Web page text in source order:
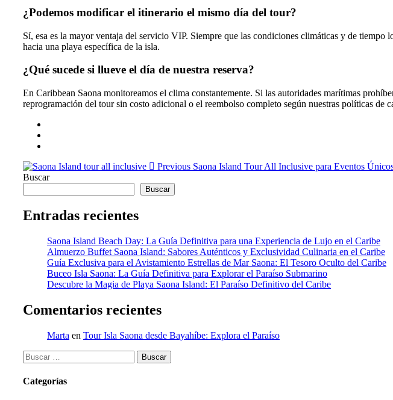
¿Podemos modificar el itinerario el mismo día del tour?
Sí, esa es la mayor ventaja del servicio VIP. Siempre que las condiciones climáticas y de
hacia una playa específica de la isla.
¿Qué sucede si llueve el día de nuestra reserva?
En Caribbean Saona monitoreamos el clima constantemente. Si las autoridades marítimas
reprogramación del tour sin costo adicional o el reembolso completo según nuestras políticas de
Previous Saona Island Tour All Inclusive para Eventos
Buscar
Buscar
Entradas recientes
Saona Island Beach Day: La Guía Definitiva para una Experiencia de Lujo en el Caribe
Almuerzo Buffet Saona Island: Sabores Auténticos y Exclusividad Culinaria en el Caribe
Guía Exclusiva para el Avistamiento Estrellas de Mar Saona: El Tesoro Oculto del Caribe
Buceo Isla Saona: La Guía Definitiva para Explorar el Paraíso Submarino
Descubre la Magia de Playa Saona Island: El Paraíso Definitivo del Caribe
Comentarios recientes
Marta en Tour Isla Saona desde Bayahíbe: Explora el Paraíso
Buscar:
Categorías